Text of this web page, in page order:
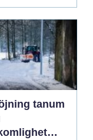
tanum